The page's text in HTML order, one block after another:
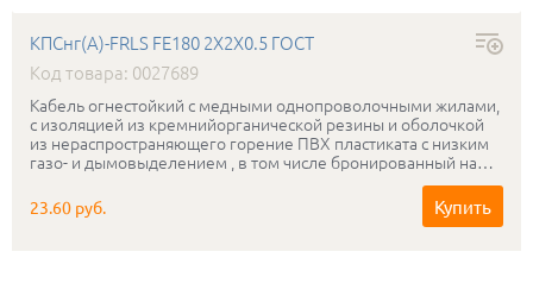
КПСнг(А)-FRLS FE180 2Х2Х0.5 ГОСТ
Код товара: 0027689
Кабель огнестойкий с медными однопроволочными жилами,
с изоляцией из кремнийорганической резины и оболочкой
из нераспространяющего горение ПВХ пластиката с низким
газо- и дымовыделением , в том числе бронированный на
работоспособность в условиях открытого пламени в течении
180мин.
23.60 руб. Купить